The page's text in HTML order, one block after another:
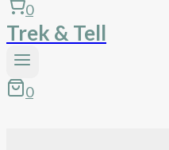
0
Trek & Tell
0